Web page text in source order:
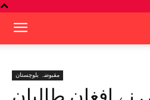
مقبوضہ بلوچستان